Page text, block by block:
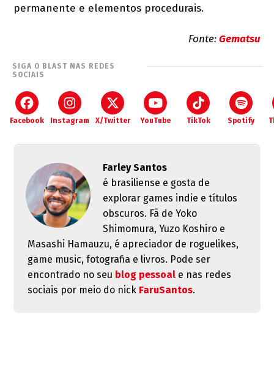
permanente e elementos procedurais.
Fonte:Gematsu
SIGA O BLAST NAS REDES
SOCIAIS
Facebook Instagram X/Twitter YouTube TikTok Spotify
Farley Santos
é brasiliense e gosta de
explorar games indie e títulos
obscuros. Fã de Yoko
Shimomura, Yuzo Koshiro e
Masashi Hamauzu, é apreciador de roguelikes,
game music, fotografia e livros. Pode ser
encontrado no seu blog pessoale nas redes
sociais por meio do nick FaruSantos.